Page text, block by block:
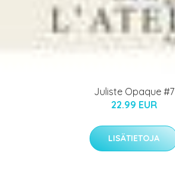
Juliste Opaque #7
22.99 EUR
LISÄTIETOJA